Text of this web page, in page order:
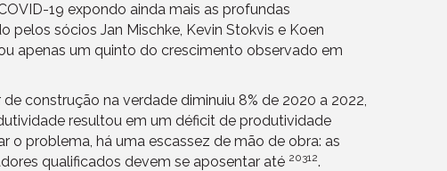
19 expondo ainda mais as profundas
pelos sócios Jan Mischke, Kevin Stokvis e Koen
apenas um quinto do crescimento observado em
construção na verdade diminuiu 8% de 2020 a 2022,
resultou em um déficit de produtividade
o problema, há uma escassez de mão de obra: as
qualificados devem se aposentar até 20312.